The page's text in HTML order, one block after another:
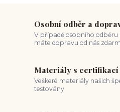
Osobní odběr a
V případě osobního
máte dopravu od nás
Materiály s certifikací
Veškeré materiály našich
testovány